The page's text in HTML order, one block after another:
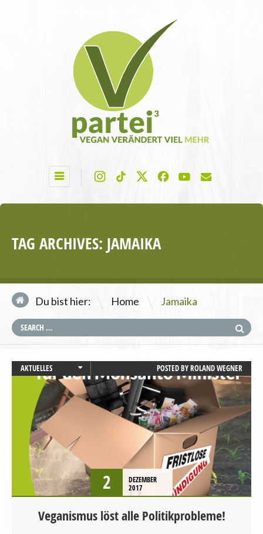
TAG ARCHIVES: JAMAIKA
Du bist hier: Home \ Jamaika
AKTUELLES
UMWELT UND KLIMA
VEGANISMUS
POSTED BYROLAND WEGNER
2
DEZEMBER
2017
Veganismus löst alle Politikprobleme!